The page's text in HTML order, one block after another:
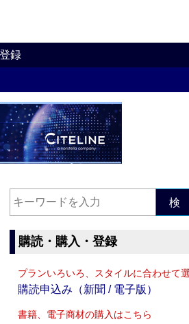
録
検
購読・購入・登録
プランいろいろ、スタイルに合わせて
購読申込み（新聞 / 電子版）
書籍、電子商材の購入はこちら